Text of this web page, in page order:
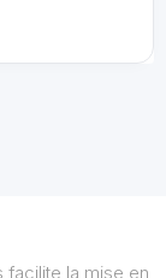
la mise en